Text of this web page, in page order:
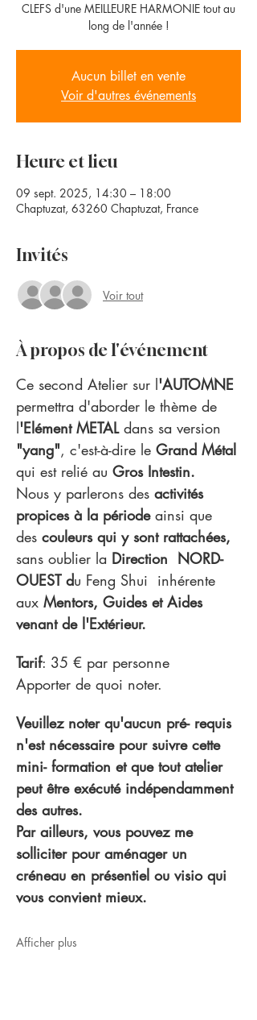
CLEFS d'une MEILLEURE HARMONIE tout au
long de l'année !
Aucun billet en vente
Voir d'autres événements
Heure et lieu
09 sept. 2025, 14:30 – 18:00
Chaptuzat, 63260 Chaptuzat, France
Invités
Voir tout
À propos de l'événement
Ce second Atelier sur l'AUTOMNE
permettra d'aborder le thème de
l'Elément METAL dans sa version
"yang", c'est-à-dire le Grand Métal
qui est relié au Gros Intestin.
Nous y parlerons des activités
propices à la période ainsi que
des couleurs qui y sont rattachées,
sans oublier la Direction  NORD-
OUEST du Feng Shui  inhérente
aux Mentors, Guides et Aides
venant de l'Extérieur.
Tarif: 35 € par personne
Apporter de quoi noter.
Veuillez noter qu'aucun pré- requis
n'est nécessaire pour suivre cette
mini- formation et que tout atelier
peut être exécuté indépendamment
des autres.
Par ailleurs, vous pouvez me
solliciter pour aménager un
créneau en présentiel ou visio qui
vous convient mieux.
Afficher plus